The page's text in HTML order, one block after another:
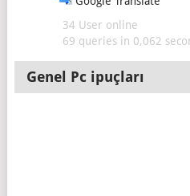
34 User online
69 queries in 0,062
Genel Pc ipuçları